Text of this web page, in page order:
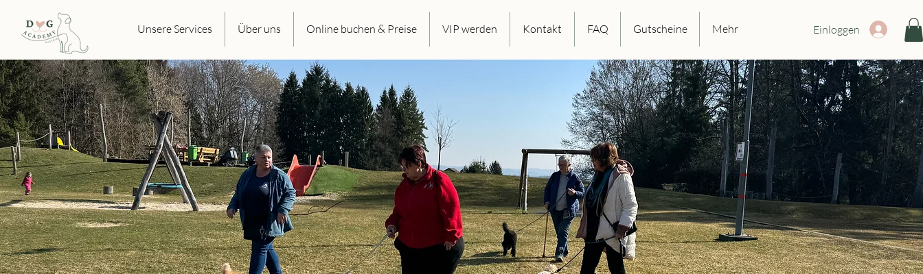
Unsere Services Über uns Online buchen & Preise VIP werden Kontakt FAQ Gutscheine Mehr Einloggen